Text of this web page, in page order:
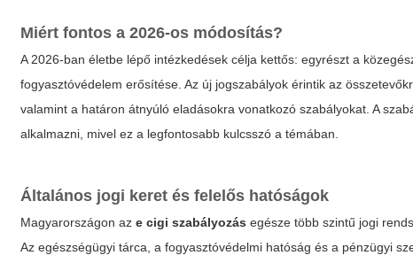
Miért fontos a 2026-os módosítás?
A 2026-ban életbe lépő intézkedések célja kettős: egyrészt a
fogyasztóvédelem erősítése. Az új jogszabályok érintik az
valamint a határon átnyúló eladásokra vonatkozó szabályokat. A
alkalmazni, mivel ez a legfontosabb kulcsszó a témában.
Általános jogi keret és felelős hatóságok
Magyarországon aze cigi szabályozás egésze több szintű jogi
Az egészségügyi tárca, a fogyasztóvédelmi hatóság és a pénzügyi